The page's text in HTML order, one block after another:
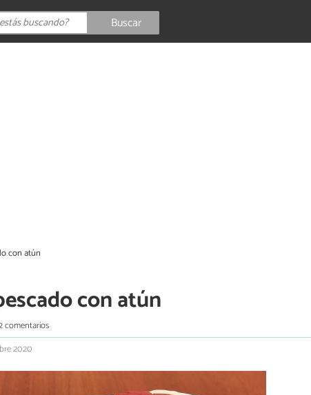
Buscar
con atún
con atún
comentarios
2020